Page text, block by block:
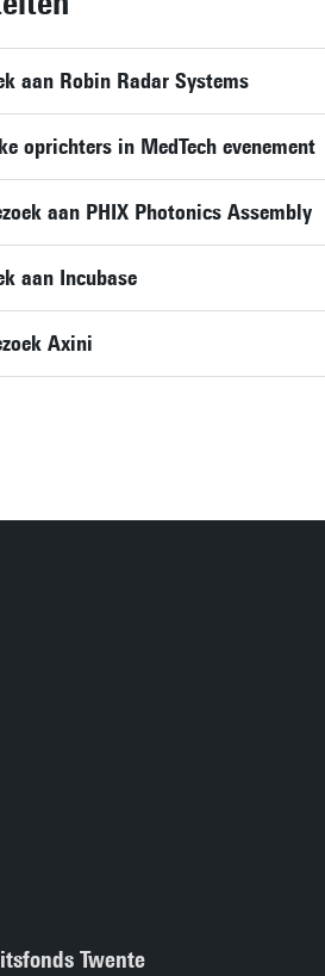
aan Robin Radar Systems
oprichters in MedTech evenement
aan PHIX Photonics Assembly
aan Incubase
Axini
Twente